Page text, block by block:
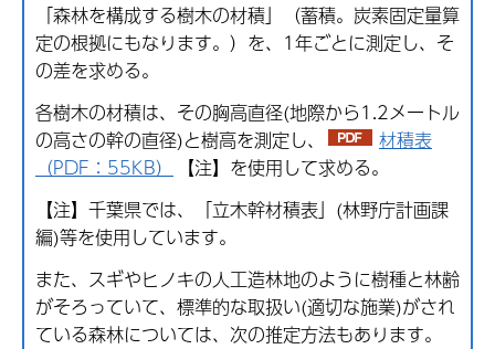
「森林を構成する樹木の材積」（蓄積。炭素固定量算
定の根拠にもなります。）を、1年ごとに測定し、そ
の差を求める。
各樹木の材積は、その胸高直径(地際から1.2メートル
の高さの幹の直径)と樹高を測定し、
材積表
（PDF：55KB）
【注】を使用して求める。
【注】千葉県では、「立木幹材積表」(林野庁計画課
編)等を使用しています。
また、スギやヒノキの人工造林地のように樹種と林齢
がそろっていて、標準的な取扱い(適切な施業)がされ
ている森林については、次の推定方法もあります。